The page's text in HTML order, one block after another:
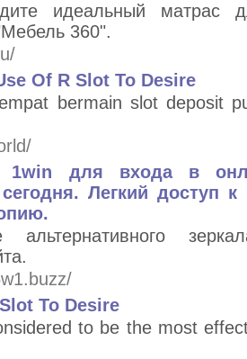
идеальный матрас
360".
Of R Slot To Desire
bermain slot deposit
1win для входа в
Легкий доступ
альтернативного
To Desire
to be the most